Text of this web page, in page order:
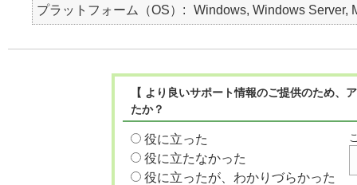
プラットフォーム（OS） Windows, Windows Server,
【 より良いサポート情報のご提供のため
たか？
役に立った
役に立たなかった
役に立ったが、わかりづらかった